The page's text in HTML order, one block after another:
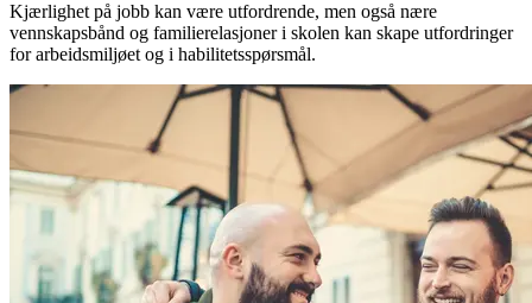
Kjærlighet på jobb kan være utfordrende, men også nære
vennskapsbånd og familierelasjoner i skolen kan skape utfordringer
for arbeidsmiljøet og i habilitetsspørsmål.